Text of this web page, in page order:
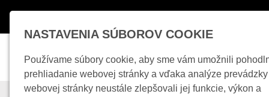
NASTAVENIA SÚBOROV COOKIE
Používame súbory cookie, aby sme vám umožnili
prehliadanie webovej stránky a vďaka analýze prevádzky
webovej stránky neustále zlepšovali jej funkcie, výkon a